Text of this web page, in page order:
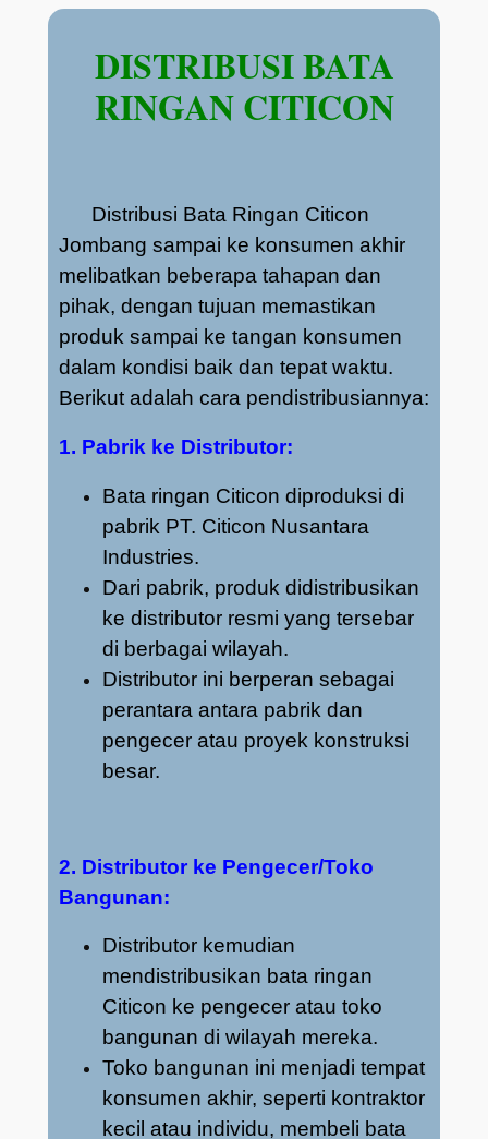
DISTRIBUSI BATA
RINGAN CITICON
Distribusi Bata Ringan Citicon
Jombang sampai ke konsumen akhir
melibatkan beberapa tahapan dan
pihak, dengan tujuan memastikan
produk sampai ke tangan konsumen
dalam kondisi baik dan tepat waktu.
Berikut adalah cara pendistribusiannya:
1. Pabrik ke Distributor:
Bata ringan Citicon diproduksi di
pabrik PT. Citicon Nusantara
Industries.
Dari pabrik, produk didistribusikan
ke distributor resmi yang tersebar
di berbagai wilayah.
Distributor ini berperan sebagai
perantara antara pabrik dan
pengecer atau proyek konstruksi
besar.
2. Distributor ke Pengecer/Toko
Bangunan:
Distributor kemudian
mendistribusikan bata ringan
Citicon ke pengecer atau toko
bangunan di wilayah mereka.
Toko bangunan ini menjadi tempat
konsumen akhir, seperti kontraktor
kecil atau individu, membeli bata